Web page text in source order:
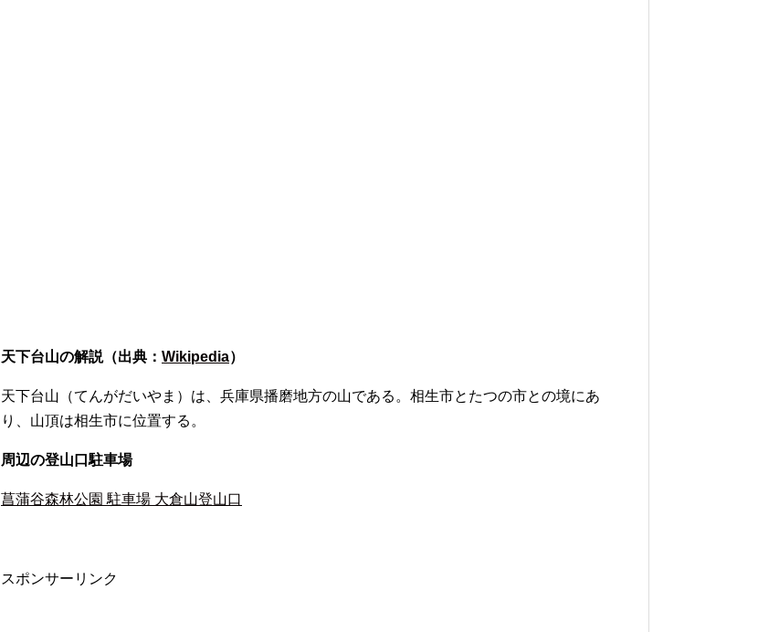
天下台山の解説（出典： Wikipedia）
天下台山（てんがだいやま）は、兵庫県播磨地方の山である。相生市とたつの市との境にあ
り、山頂は相生市に位置する。
周辺の登山口駐車場
菖蒲谷森林公園 駐車場 大倉山登山口
スポンサーリンク